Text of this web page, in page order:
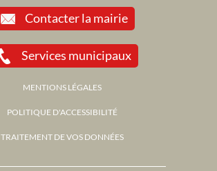
Contacter la mairie
Services municipaux
MENTIONS LÉGALES
POLITIQUE D'ACCESSIBILITÉ
TRAITEMENT DE VOS DONNÉES